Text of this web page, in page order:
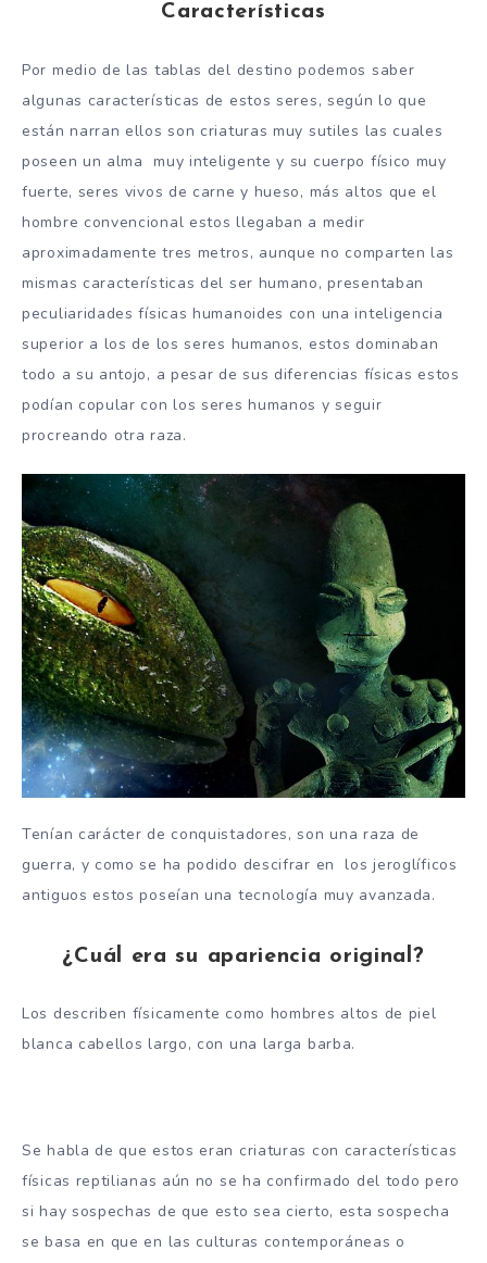
Características
Por medio de las tablas del destino podemos saber
algunas características de estos seres, según lo que
están narran ellos son criaturas muy sutiles las cuales
poseen un alma muy inteligente y su cuerpo físico muy
fuerte, seres vivos de carne y hueso, más altos que el
hombre convencional estos llegaban a medir
aproximadamente tres metros, aunque no comparten las
mismas características del ser humano, presentaban
peculiaridades físicas humanoides con una inteligencia
superior a los de los seres humanos, estos dominaban
todo a su antojo, a pesar de sus diferencias físicas estos
podían copular con los seres humanos y seguir
procreando otra raza.
Tenían carácter de conquistadores, son una raza de
guerra, y como se ha podido descifrar en los jeroglíficos
antiguos estos poseían una tecnología muy avanzada.
¿Cuál era su apariencia original?
Los describen físicamente como hombres altos de piel
blanca cabellos largo, con una larga barba.
Se habla de que estos eran criaturas con características
físicas reptilianas aún no se ha confirmado del todo pero
si hay sospechas de que esto sea cierto, esta sospecha
se basa en que en las culturas contemporáneas o